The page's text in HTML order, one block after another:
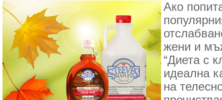
Ако
жени и
“Диета с
идеална
на